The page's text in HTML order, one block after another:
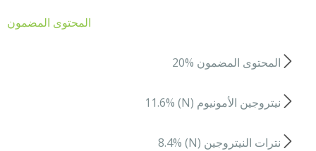
المحتوى المضمون
المحتوى المضمون %20
نيتروجين الأمونيوم (N) 11.6%
نترات النيتروجين (N) 8.4%